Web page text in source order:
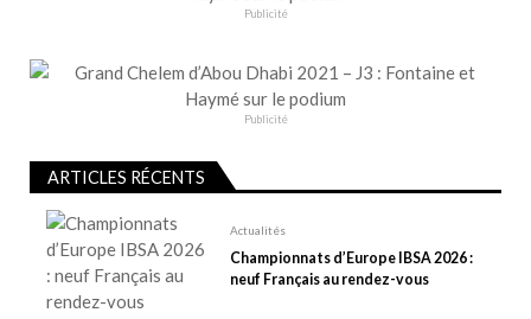
d
’
a
Publicité
Publicité
ARTICLES RÉCENTS
Actualités
Championnats d’Europe IBSA 2026 :
neuf Français au rendez-vous